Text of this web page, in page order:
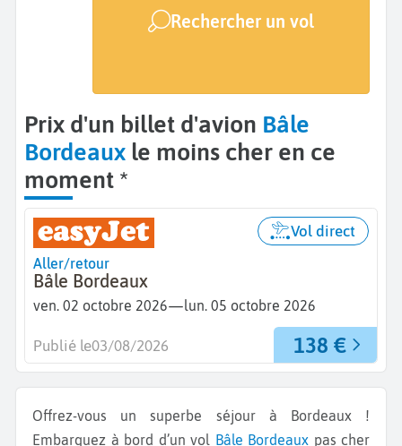
Rechercher un vol
Prix d'un billet d'avion Bâle
Bordeaux le moins cher en ce
moment *
Aller/retour
Bâle Bordeaux
ven. 02 octobre 2026—lun. 05 octobre 2026
Vol direct
138 €
Publié le03/08/2026
Offrez-vous un superbe séjour à Bordeaux !
Embarquez à bord d’un vol Bâle Bordeaux pas cher